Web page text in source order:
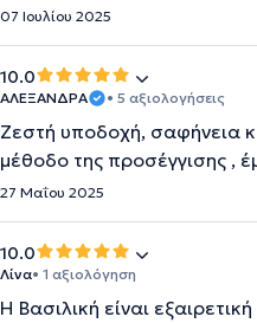
07 Ιουλίου 2025
10.0
ΑΛΕΞΑΝΔΡΑ • 5 αξιολογήσεις
Ζεστή υποδοχή, σαφήνεια
μέθοδο της προσέγγισης ,
27 Μαΐου 2025
10.0
Λίνα• 1 αξιολόγηση
Η Βασιλική είναι